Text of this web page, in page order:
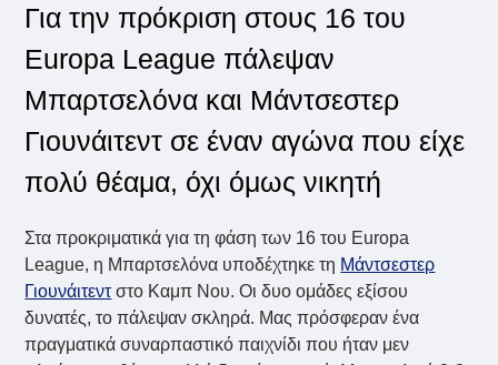
Για την πρόκριση στους 16 του
Europa League πάλεψαν
Μπαρτσελόνα και Μάντσεστερ
Γιουνάιτεντ σε έναν αγώνα που είχε
πολύ θέαμα, όχι όμως νικητή
Στα προκριματικά για τη φάση των 16 του Europa
League, η Μπαρτσελόνα υποδέχτηκε τη Μάντσεστερ
Γιουνάιτεντστο Καμπ Νου. Οι δυο ομάδες εξίσου
δυνατές, το πάλεψαν σκληρά. Μας πρόσφεραν ένα
πραγματικά συναρπαστικό παιχνίδι που ήταν μεν